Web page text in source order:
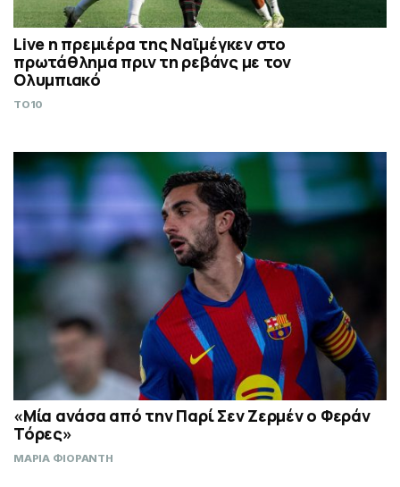
Live η πρεμιέρα της Ναϊμέγκεν στο
πρωτάθλημα πριν τη ρεβάνς με τον
Ολυμπιακό
TO10
«Μία ανάσα από την Παρί Σεν Ζερμέν ο Φεράν
Τόρες»
ΜΑΡΙΑ ΦΙΟΡΑΝΤΗ